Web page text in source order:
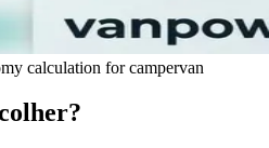
calculation for campervan